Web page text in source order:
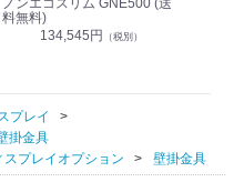
料無料)
134,545円 （税別）
プレイ
掛金具
スプレイオプション 壁掛金具